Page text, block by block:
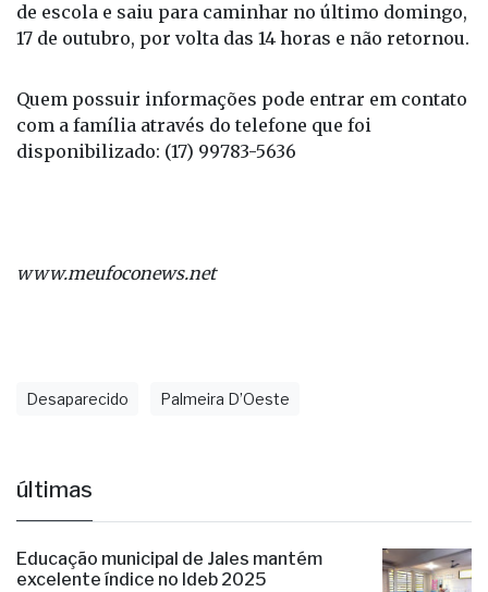
de escola e saiu para caminhar no último domingo,
17 de outubro, por volta das 14 horas e não retornou.
Quem possuir informações pode entrar em contato
com a família através do telefone que foi
disponibilizado: (17) 99783-5636
www.meufoconews.net
Desaparecido Palmeira D’Oeste
últimas
Educação municipal de Jales mantém
excelente índice no Ideb 2025